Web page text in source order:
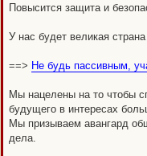
Повысится защита и
У нас будет великая
==> Не будь пассивным,
Мы нацелены на то чтобы
будущего в интересах
Мы призываем авангард
дела.